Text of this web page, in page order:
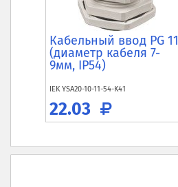
Кабельный ввод PG 11
(диаметр кабеля 7-
9мм, IP54)
IEKYSA20-10-11-54-K41
22.03